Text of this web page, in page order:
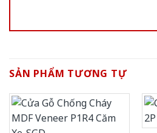
SẢN PHẨM TƯƠNG TỰ